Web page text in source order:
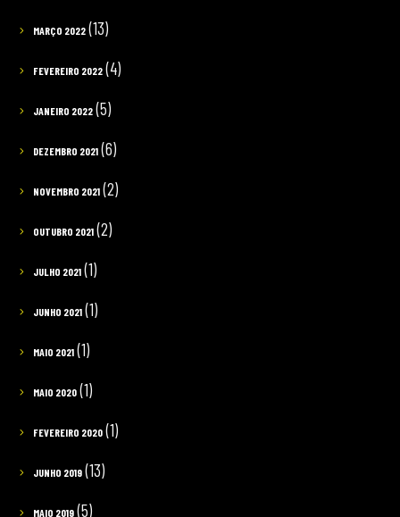
MARÇO 2022(13)
FEVEREIRO 2022(4)
JANEIRO 2022(5)
DEZEMBRO 2021(6)
NOVEMBRO 2021(2)
OUTUBRO 2021(2)
JULHO 2021(1)
JUNHO 2021(1)
MAIO 2021(1)
MAIO 2020(1)
FEVEREIRO 2020(1)
JUNHO 2019(13)
MAIO 2019(5)